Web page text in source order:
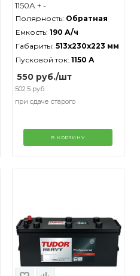
1150А + -
Полярность: Обратная
Емкость: 190 А/ч
Габариты: 513x230x223 мм
Пусковой ток: 1150 А
550руб./шт
502.5 руб.
при сдаче старого
В КОРЗИНУ